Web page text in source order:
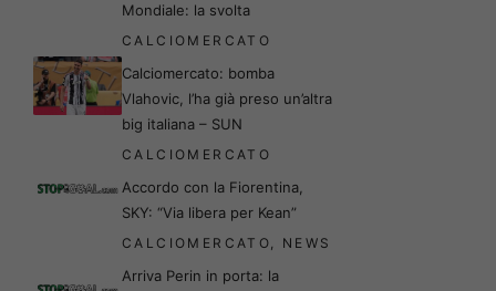
Mondiale: la svolta
CALCIOMERCATO
Calciomercato: bomba
Vlahovic, l’ha già preso un’altra
big italiana – SUN
CALCIOMERCATO
Accordo con la Fiorentina,
SKY: “Via libera per Kean”
CALCIOMERCATO, NEWS
Arriva Perin in porta: la